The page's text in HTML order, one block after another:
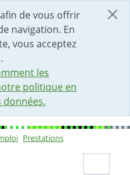
de vous offrir
navigation. En
vous acceptez
les
politique en
PAGE
Prestations